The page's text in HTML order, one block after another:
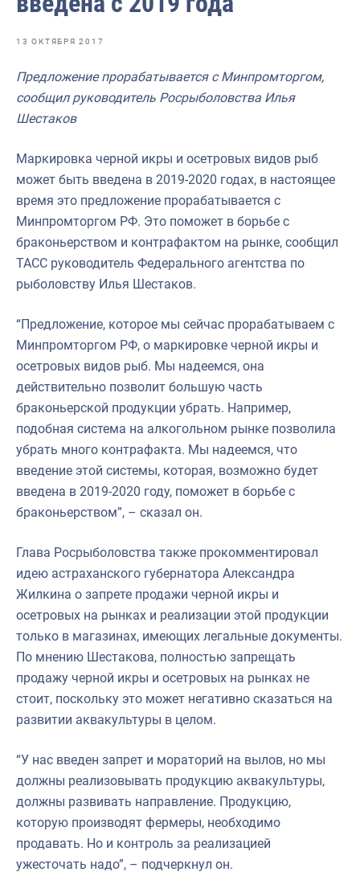
Отраслевые СМИ
Выставки и конференции
Научно-практическая литература
Рыбоохрана России
Инфографика
Большая африканская экспедиция
Укрепление духовно-нравственных ценностей
13 ОКТЯБРЯ 2017
Предложение прорабатывается с Минпромторгом,
сообщил руководитель Росрыболовства Илья
Шестаков
Маркировка черной икры и осетровых видов рыб
может быть введена в 2019-2020 годах, в настоящее
время это предложение прорабатывается с
Минпромторгом РФ. Это поможет в борьбе с
браконьерством и контрафактом на рынке, сообщил
ТАСС руководитель Федерального агентства по
рыболовству Илья Шестаков.
“Предложение, которое мы сейчас прорабатываем с
Минпромторгом РФ, о маркировке черной икры и
осетровых видов рыб. Мы надеемся, она
действительно позволит большую часть
браконьерской продукции убрать. Например,
подобная система на алкогольном рынке позволила
убрать много контрафакта. Мы надеемся, что
введение этой системы, которая, возможно будет
введена в 2019-2020 году, поможет в борьбе с
браконьерством”, – сказал он.
Глава Росрыболовства также прокомментировал
идею астраханского губернатора Александра
Жилкина о запрете продажи черной икры и
осетровых на рынках и реализации этой продукции
только в магазинах, имеющих легальные документы.
По мнению Шестакова, полностью запрещать
продажу черной икры и осетровых на рынках не
стоит, поскольку это может негативно сказаться на
развитии аквакультуры в целом.
“У нас введен запрет и мораторий на вылов, но мы
должны реализовывать продукцию аквакультуры,
должны развивать направление. Продукцию,
которую производят фермеры, необходимо
продавать. Но и контроль за реализацией
ужесточать надо”, – подчеркнул он.